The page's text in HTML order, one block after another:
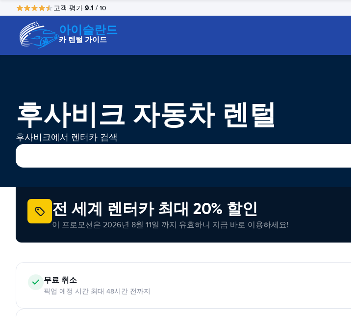
고객 평가 9.1 / 10
아이슬란드
카 렌털 가이드
후사비크 자동차 렌털
후사비크에서 렌터카 검색
전 세계 렌터카 최대 20% 할인
이 프로모션은 2026년 8월 11일 까지 유효하니 지금 바로 이용하세요!
무료 취소
픽업 예정 시간 최대 48시간 전까지